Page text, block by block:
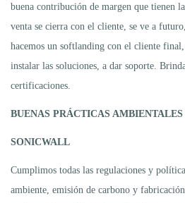
buena contribución de margen que tienen
venta se cierra con el cliente, se ve a
hacemos un softlanding con el cliente
instalar las soluciones, a dar soporte.
certificaciones.
BUENAS PRÁCTICAS AMBIENTALES
SONICWALL
Cumplimos todas las regulaciones y
ambiente, emisión de carbono y